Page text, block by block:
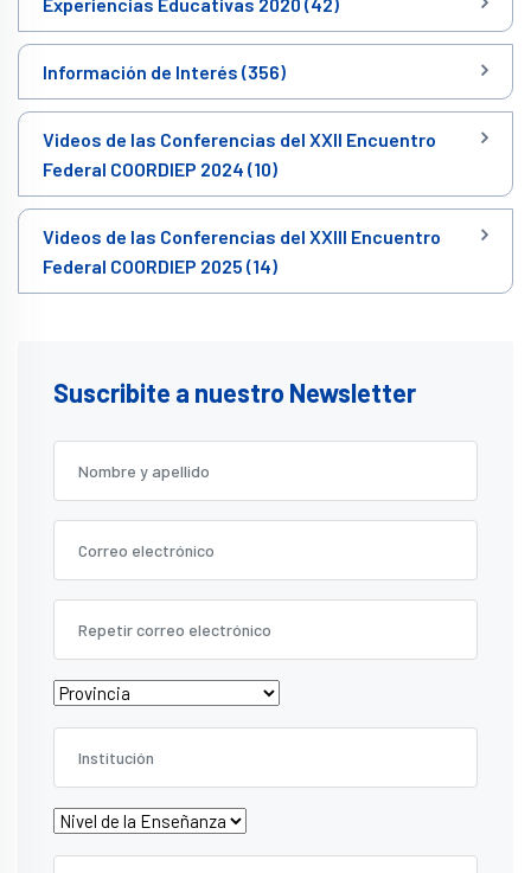
Información de Interés (356)
Videos de las Conferencias del XXII Encuentro
Federal COORDIEP 2024 (10)
Videos de las Conferencias del XXIII Encuentro
Federal COORDIEP 2025 (14)
Suscribite a nuestro Newsletter